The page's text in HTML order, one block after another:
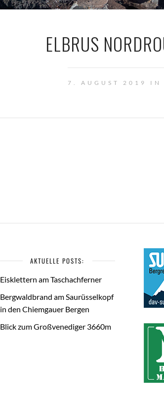
ELBRUS
7. AUGUST 2019 IN
AKTUELLE POSTS:
Eisklettern am Taschachferner
Bergwaldbrand am Saurüsselkopf
in den Chiemgauer Bergen
Blick zum Großvenediger 3660m